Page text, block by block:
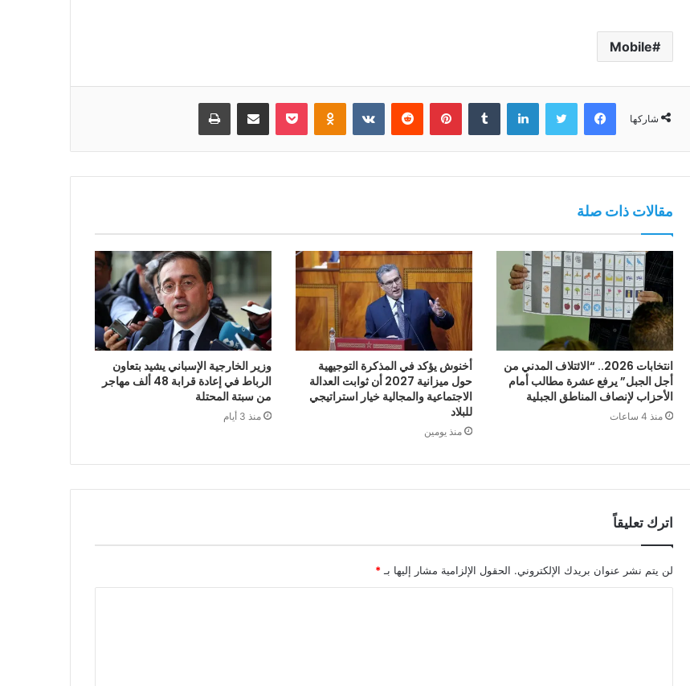
Mobile
شاركها
فيسبوك تويتر لينكدإن بينتيريست Odnoklassniki
بوكيت مشاركة عبر البريد طباعة
مقالات ذات صلة
انتخابات 2026.. “الائتلاف المدني من
أجل الجبل” يرفع عشرة مطالب أمام
الأحزاب لإنصاف المناطق الجبلية
منذ 4 ساعات
أخنوش يؤكد في المذكرة التوجيهية
حول ميزانية 2027 أن ثوابت العدالة
الاجتماعية والمجالية خيار استراتيجي
للبلاد
منذ يومين
وزير الخارجية الإسباني يشيد بتعاون
الرباط في إعادة قرابة 48 ألف مهاجر
من سبتة المحتلة
منذ 3 أيام
اترك تعليقاً
لن يتم نشر عنوان بريدك الإلكتروني. الحقول الإلزامية مشار إليها بـ *